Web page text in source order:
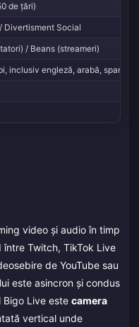
de țări)
Divertisment Social
/ Beans (streameri)
inclusiv engleză, arabă,
video și audio în timp
Twitch, TikTok Live
de YouTube sau
este asincron și condus
Live este camera
vertical unde